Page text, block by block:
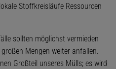
Stoffkreisläufe Ressourcen
sollten möglichst vermieden
Mengen weiter anfallen.
Großteil unseres Mülls; es wird